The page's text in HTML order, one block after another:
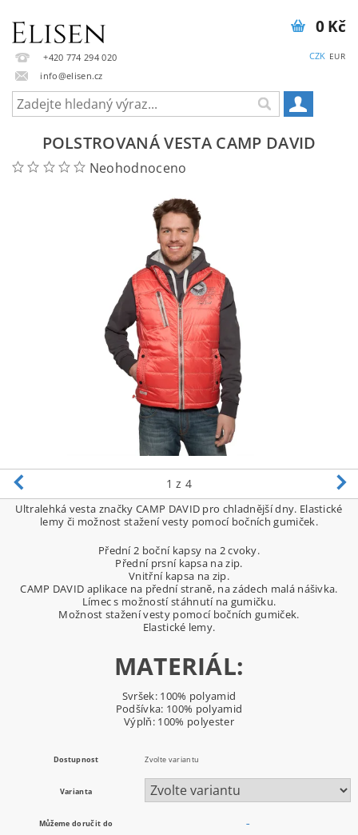
+420 774 294 020
info@elisen.cz
CZK EUR
0 Kč
POLSTROVANÁ VESTA CAMP DAVID
Neohodnoceno
1 z 4
Ultralehká vesta značky CAMP DAVID pro chladnější dny. Elastické
lemy či možnost stažení vesty pomocí bočních gumiček.
Přední 2 boční kapsy na 2 cvoky.
Přední prsní kapsa na zip.
Vnitřní kapsa na zip.
CAMP DAVID aplikace na přední straně, na zádech malá nášivka.
Límec s možností stáhnutí na gumičku.
Možnost stažení vesty pomocí bočních gumiček.
Elastické lemy.
MATERIÁL:
Svršek: 100% polyamid
Podšívka: 100% polyamid
Výplň: 100% polyester
Dostupnost Zvolte variantu
Varianta
Můžeme doručit do –